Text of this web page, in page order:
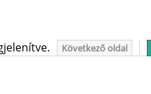
Következő oldal